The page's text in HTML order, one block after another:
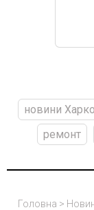
новини
ремонт
Головна >